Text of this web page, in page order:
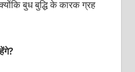
बुध बुद्धि के कारक ग्रह